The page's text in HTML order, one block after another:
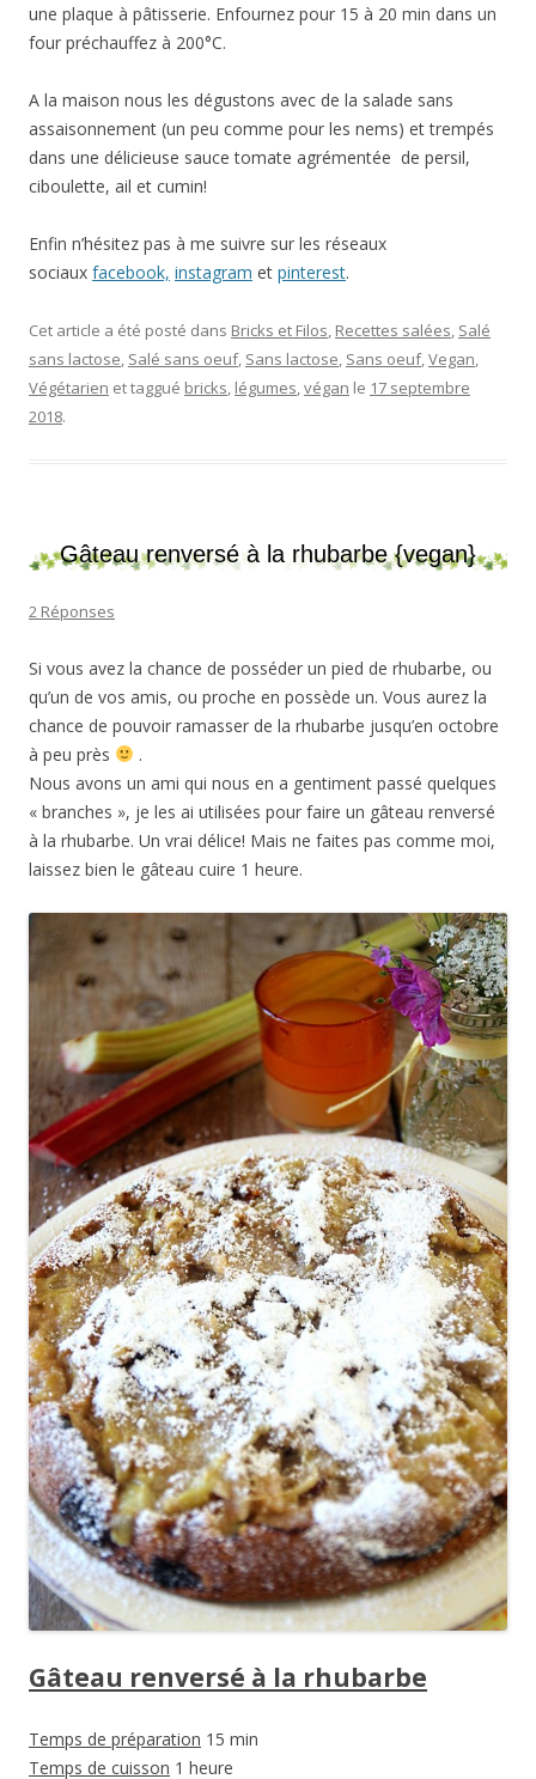
une plaque à pâtisserie. Enfournez pour 15 à 20 min dans un
four préchauffez à 200°C.
A la maison nous les dégustons avec de la salade sans
assaisonnement (un peu comme pour les nems) et trempés
dans une délicieuse sauce tomate agrémentée de persil,
ciboulette, ail et cumin!
Enfin n’hésitez pas à me suivre sur les réseaux
sociaux facebook, instagram et pinterest.
Cet article a été posté dans Bricks et Filos, Recettes salées, Salé
sans lactose, Salé sans oeuf, Sans lactose, Sans oeuf,Vegan,
Végétarien et taggué bricks, légumes,végan le 17 septembre
2018.
Gâteau renversé à la rhubarbe {vegan}
2 Réponses
Si vous avez la chance de posséder un pied de rhubarbe, ou
qu’un de vos amis, ou proche en possède un. Vous aurez la
chance de pouvoir ramasser de la rhubarbe jusqu’en octobre
à peu près
.
Nous avons un ami qui nous en a gentiment passé quelques
« branches », je les ai utilisées pour faire un gâteau renversé
à la rhubarbe. Un vrai délice! Mais ne faites pas comme moi,
laissez bien le gâteau cuire 1 heure.
Gâteau renversé à la rhubarbe
Temps de préparation 15 min
Temps de cuisson 1 heure